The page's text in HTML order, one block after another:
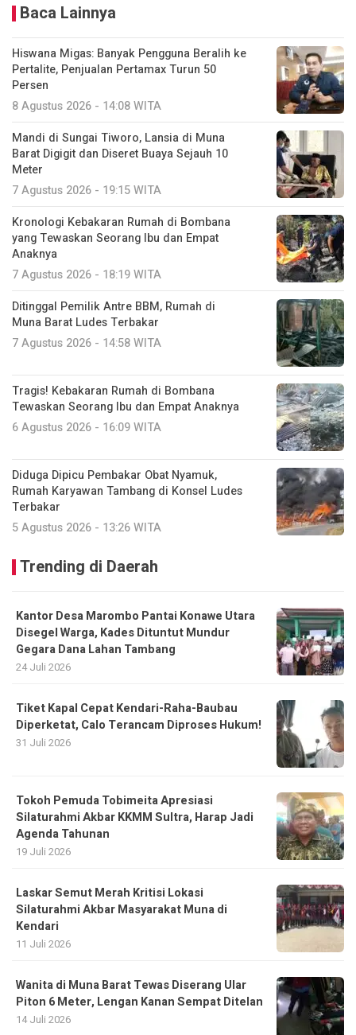
Baca Lainnya
Hiswana Migas: Banyak Pengguna Beralih ke
Pertalite, Penjualan Pertamax Turun 50
Persen
8 Agustus 2026 - 14:08 WITA
Mandi di Sungai Tiworo, Lansia di Muna
Barat Digigit dan Diseret Buaya Sejauh 10
Meter
7 Agustus 2026 - 19:15 WITA
Kronologi Kebakaran Rumah di Bombana
yang Tewaskan Seorang Ibu dan Empat
Anaknya
7 Agustus 2026 - 18:19 WITA
Ditinggal Pemilik Antre BBM, Rumah di
Muna Barat Ludes Terbakar
7 Agustus 2026 - 14:58 WITA
Tragis! Kebakaran Rumah di Bombana
Tewaskan Seorang Ibu dan Empat Anaknya
6 Agustus 2026 - 16:09 WITA
Diduga Dipicu Pembakar Obat Nyamuk,
Rumah Karyawan Tambang di Konsel Ludes
Terbakar
5 Agustus 2026 - 13:26 WITA
Trending di Daerah
Kantor Desa Marombo Pantai Konawe Utara
Disegel Warga, Kades Dituntut Mundur
Gegara Dana Lahan Tambang
24 Juli 2026
Tiket Kapal Cepat Kendari-Raha-Baubau
Diperketat, Calo Terancam Diproses Hukum!
31 Juli 2026
Tokoh Pemuda Tobimeita Apresiasi
Silaturahmi Akbar KKMM Sultra, Harap Jadi
Agenda Tahunan
19 Juli 2026
Laskar Semut Merah Kritisi Lokasi
Silaturahmi Akbar Masyarakat Muna di
Kendari
11 Juli 2026
Wanita di Muna Barat Tewas Diserang Ular
Piton 6 Meter, Lengan Kanan Sempat Ditelan
14 Juli 2026